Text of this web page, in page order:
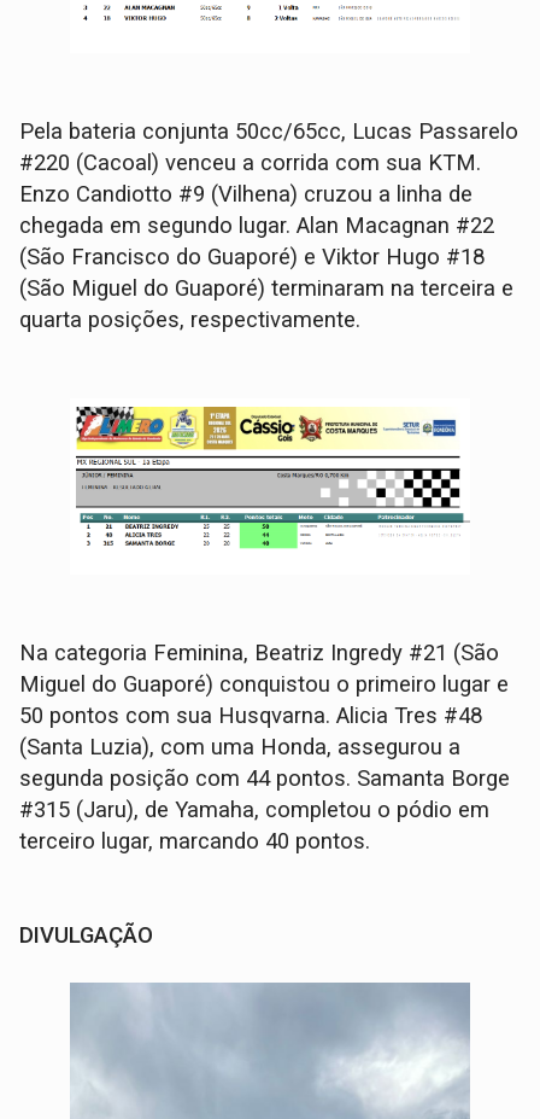
Pela bateria conjunta 50cc/65cc, Lucas Passarelo
#220 (Cacoal) venceu a corrida com sua KTM.
Enzo Candiotto #9 (Vilhena) cruzou a linha de
chegada em segundo lugar. Alan Macagnan #22
(São Francisco do Guaporé) e Viktor Hugo #18
(São Miguel do Guaporé) terminaram na terceira e
quarta posições, respectivamente.
Na categoria Feminina, Beatriz Ingredy #21 (São
Miguel do Guaporé) conquistou o primeiro lugar e
50 pontos com sua Husqvarna. Alicia Tres #48
(Santa Luzia), com uma Honda, assegurou a
segunda posição com 44 pontos. Samanta Borge
#315 (Jaru), de Yamaha, completou o pódio em
terceiro lugar, marcando 40 pontos.
DIVULGAÇÃO